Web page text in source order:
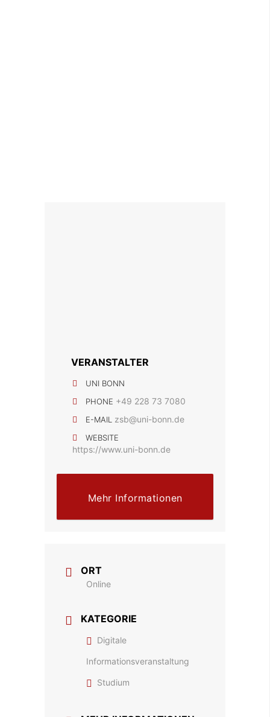
VERANSTALTER
UNI BONN
PHONE +49 228 73 7080
E-MAIL zsb@uni-bonn.de
WEBSITE
https://www.uni-bonn.de
Mehr Informationen
ORT
Online
KATEGORIE
Digitale
Informationsveranstaltung
Studium